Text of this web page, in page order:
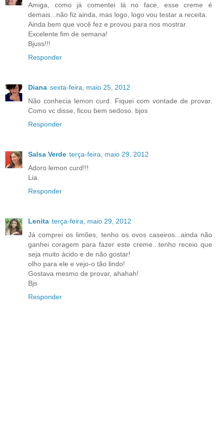
Amiga, como já comentei lá no face, esse creme é
demais...não fiz ainda, mas logo, logo vou testar a receita.
Ainda bem que você fez e provou para nos mostrar.
Excelente fim de semana!
Bjuss!!!
Responder
Diana sexta-feira, maio 25, 2012
Não conhecia lemon curd. Fiquei com vontade de provar.
Como vc disse, ficou bem sedoso. bjos
Responder
Salsa Verde terça-feira, maio 29, 2012
Adoro lemon curd!!!
Lia.
Responder
Lenita terça-feira, maio 29, 2012
Já comprei os limões, tenho os ovos caseiros...ainda não
ganhei coragem para fazer este creme...tenho receio que
seja muito ácido e de não gostar!
olho para ele e vejo-o tão lindo!
Gostava mesmo de provar, ahahah!
Bjs
Responder